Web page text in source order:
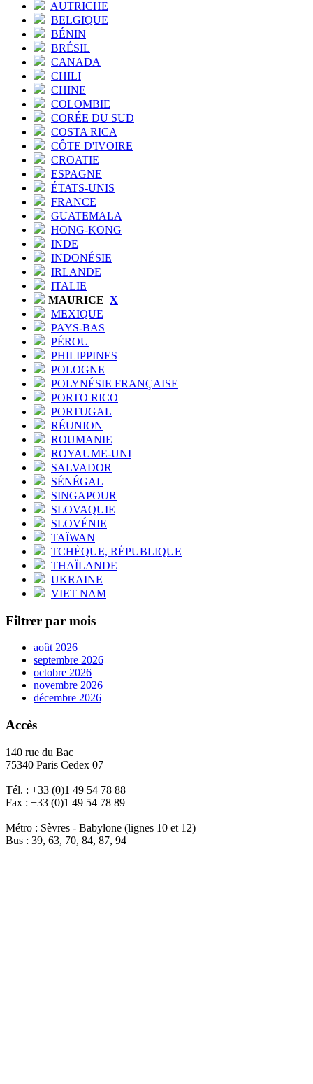
AUTRICHE
BELGIQUE
BÉNIN
BRÉSIL
CANADA
CHILI
CHINE
COLOMBIE
CORÉE DU SUD
COSTA RICA
CÔTE D'IVOIRE
CROATIE
ESPAGNE
ÉTATS-UNIS
FRANCE
GUATEMALA
HONG-KONG
INDE
INDONÉSIE
IRLANDE
ITALIE
MAURICE X
MEXIQUE
PAYS-BAS
PÉROU
PHILIPPINES
POLOGNE
POLYNÉSIE FRANÇAISE
PORTO RICO
PORTUGAL
RÉUNION
ROUMANIE
ROYAUME-UNI
SALVADOR
SÉNÉGAL
SINGAPOUR
SLOVAQUIE
SLOVÉNIE
TAÏWAN
TCHÈQUE, RÉPUBLIQUE
THAÏLANDE
UKRAINE
VIET NAM
Filtrer par mois
août 2026
septembre 2026
octobre 2026
novembre 2026
décembre 2026
Accès
140 rue du Bac
75340 Paris Cedex 07
Tél. : +33 (0)1 49 54 78 88
Fax : +33 (0)1 49 54 78 89
Métro : Sèvres - Babylone (lignes 10 et 12)
Bus : 39, 63, 70, 84, 87, 94